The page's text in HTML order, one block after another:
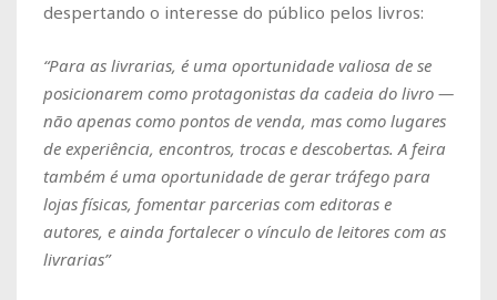
despertando o interesse do público pelos livros:
“Para as livrarias, é uma oportunidade valiosa de se
posicionarem como protagonistas da cadeia do livro —
não apenas como pontos de venda, mas como lugares
de experiência, encontros, trocas e descobertas. A feira
também é uma oportunidade de gerar tráfego para
lojas físicas, fomentar parcerias com editoras e
autores, e ainda fortalecer o vínculo de leitores com as
livrarias”